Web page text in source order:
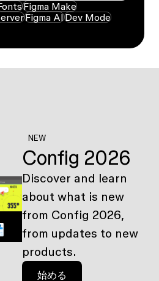
Figma Make
Figma AIDev Mode
NEW
Config 2026
Discover and learn
about what is new
from Config 2026,
from updates to new
products.
始める